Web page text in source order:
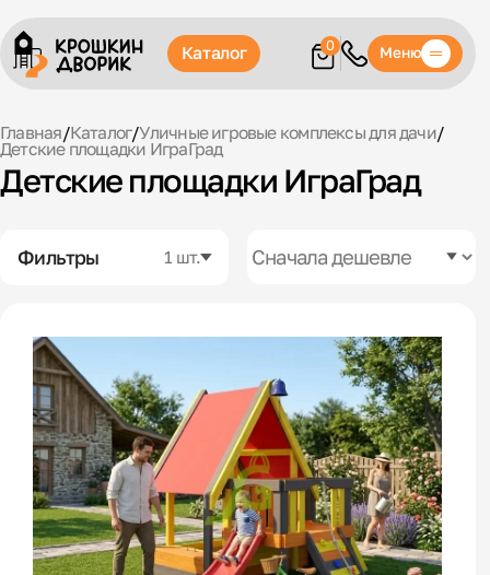
Каталог 0 Меню
Главная/Каталог/Уличные игровые комплексы для дачи/
Детские площадки ИграГрад
Детские площадки ИграГрад
Фильтры 1 шт.